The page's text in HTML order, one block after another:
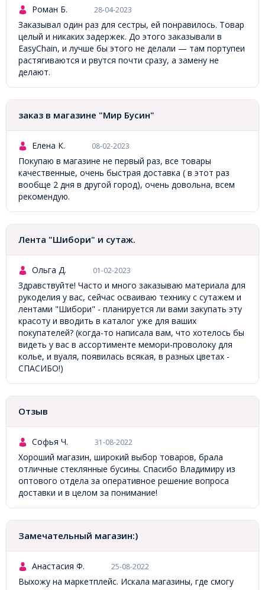
Роман Б. 28-04-2023
Заказывал один раз для сестры, ей понравилось. Товар
целый и никаких задержек. До этого заказывали в
EasyChain, и лучше бы этого не делали — там портупеи
растягиваются и рвутся почти сразу, а замену не
делают.
заказ в магазине "Мир Бусин"
Елена К. 08-02-2023
Покупаю в магазине не первый раз, все товары
качественные, очень быстрая доставка ( в этот раз
вообще 2 дня в другой город), очень довольна, всем
рекомендую.
Лента "Шибори" и сутаж.
Ольга Д. 01-02-2023
Здравствуйте! Часто и много заказываю материала для
рукоделия у вас, сейчас осваиваю технику с сутажем и
лентами "Шибори" - планируется ли вами закупать эту
красоту и вводить в каталог уже для ваших
покупателей? (когда-то написала вам, что хотелось бы
видеть у вас в ассортименте мемори-проволоку для
колье, и вуаля, появилась всякая, в разных цветах -
СПАСИБО!)
Отзыв
Софья Ч. 31-08-2022
Хороший магазин, широкий выбор товаров, брала
отличные стеклянные бусины. Спасибо Владимиру из
оптового отдела за оперативное решение вопроса
доставки и в целом за понимание!
Замечательный магазин:)
Анастасия Ф. 25-08-2022
Выхожу на маркетплейс. Искала магазины, где смогу